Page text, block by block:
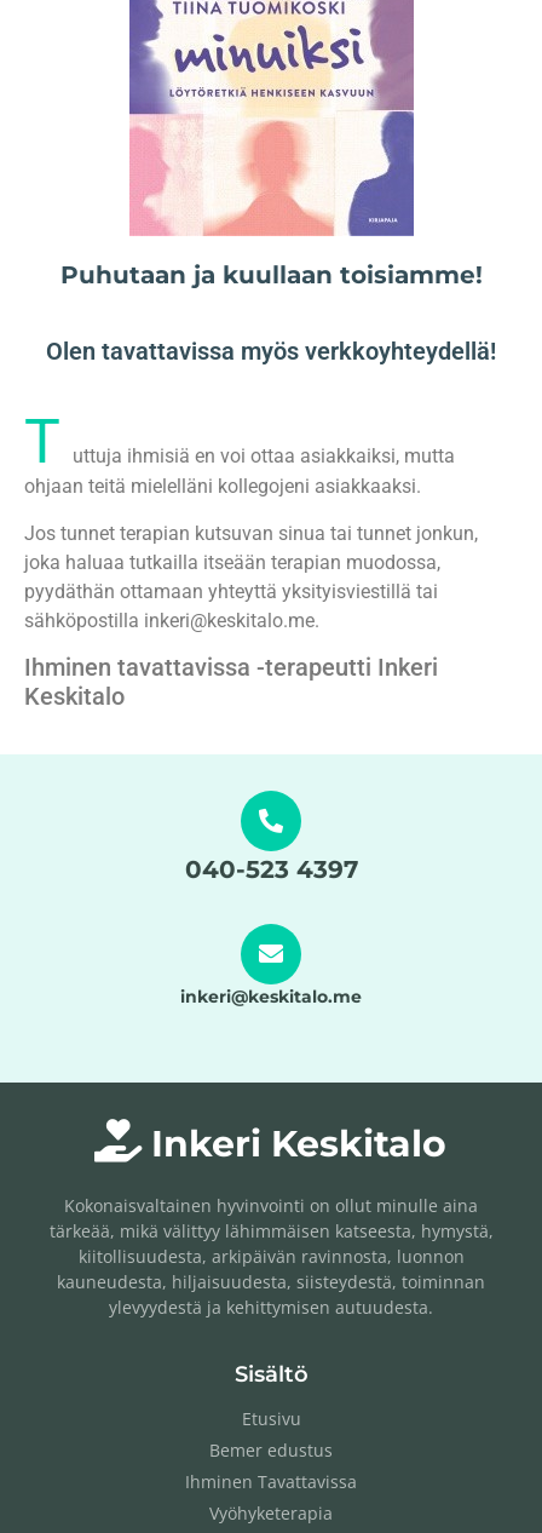
Puhutaan ja kuullaan toisiamme!
Olen tavattavissa myös verkkoyhteydellä!
T
uttuja ihmisiä en voi ottaa asiakkaiksi, mutta
ohjaan teitä mielelläni kollegojeni asiakkaaksi.
Jos tunnet terapian kutsuvan sinua tai tunnet jonkun,
joka haluaa tutkailla itseään terapian muodossa,
pyydäthän ottamaan yhteyttä yksityisviestillä tai
sähköpostilla inkeri@keskitalo.me.
Ihminen tavattavissa -terapeutti Inkeri
Keskitalo
040-523 4397
inkeri@keskitalo.me
Inkeri Keskitalo
Kokonaisvaltainen hyvinvointi on ollut minulle aina
tärkeää, mikä välittyy lähimmäisen katseesta, hymystä,
kiitollisuudesta, arkipäivän ravinnosta, luonnon
kauneudesta, hiljaisuudesta, siisteydestä, toiminnan
ylevyydestä ja kehittymisen autuudesta.
Sisältö
Etusivu
Bemer edustus
Ihminen Tavattavissa
Vyöhyketerapia